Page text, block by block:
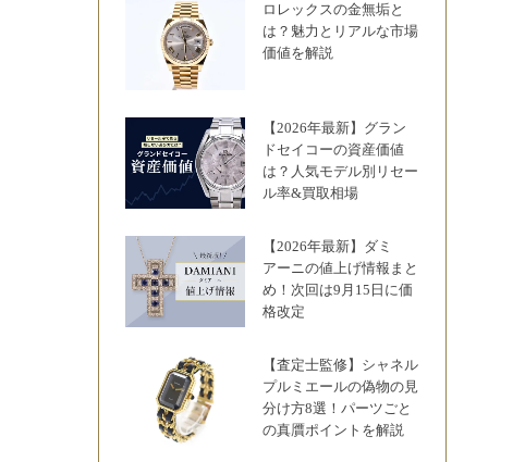
ロレックスの金無垢と
は？魅力とリアルな市場
価値を解説
【2026年最新】グラン
ドセイコーの資産価値
は？人気モデル別リセー
ル率&買取相場
【2026年最新】ダミ
アーニの値上げ情報まと
め！次回は9月15日に価
格改定
【査定士監修】シャネル
プルミエールの偽物の見
分け方8選！パーツごと
の真贋ポイントを解説